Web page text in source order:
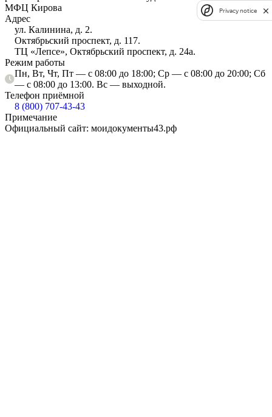
МФЦ Кирова
Адрес
ул. Калинина, д. 2.
Октябрьский проспект, д. 117.
ТЦ «Лепсе», Октябрьский проспект, д. 24а.
Режим работы
Пн, Вт, Чт, Пт — с 08:00 до 18:00; Ср — с 08:00 до 20:00; Сб
— с 08:00 до 13:00. Вс — выходной.
Телефон приёмной
8 (800) 707-43-43
Примечание
Официальный сайт: моидокументы43.рф
Privacy notice